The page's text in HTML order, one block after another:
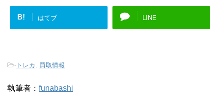
B! はてブ LINE
- トレカ , 買取情報
執筆者： funabashi